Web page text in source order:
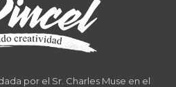
por el Sr. Charles Muse en el